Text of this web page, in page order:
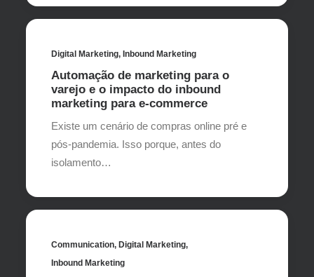
Digital Marketing, Inbound Marketing
Automação de marketing para o
varejo e o impacto do inbound
marketing para e-commerce
Existe um cenário de compras online pré e
pós-pandemia. Isso porque, antes do
isolamento…
Communication, Digital Marketing,
Inbound Marketing